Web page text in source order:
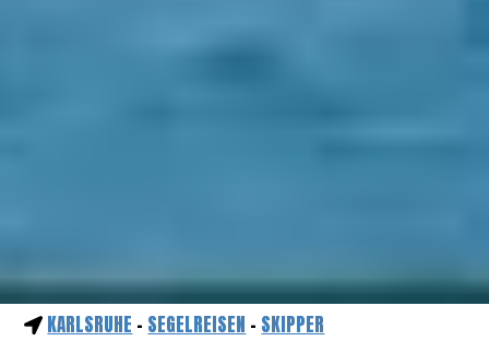
KARLSRUHE - SEGELREISEN - SKIPPER